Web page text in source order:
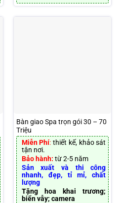
Bàn giao Spa trọn gói 30 – 70
Triệu
Miễn Phí:thiết kế, khảo sát
tận nơi.
Bảo hành: từ 2-5 năm
Sản xuất và thi công
nhanh, đẹp, tỉ mỉ, chất
lượng
Tặng hoa khai trương;
biển vẫy; camera